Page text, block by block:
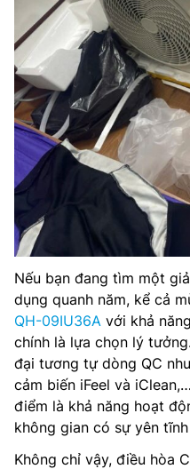
Nếu bạn đang tìm một
dụng quanh năm, kể cả
QH-09IU36A với khả
chính là lựa chọn lý
đại tương tự dòng QC
cảm biến iFeel và
điểm là khả năng hoạt
không gian có sự yên
Không chỉ vậy, điều hòa